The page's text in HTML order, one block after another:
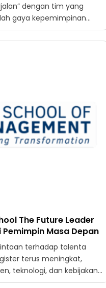
dengan tim yang
gaya kepemimpinan
The Future Leader
Pemimpin Masa Depan
terhadap talenta
terus meningkat,
teknologi, dan kebijakan
mencari lulusan...